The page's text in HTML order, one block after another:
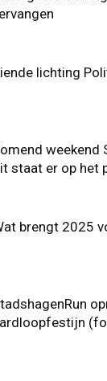
lichting
weekend
staat er op het
brengt 2025